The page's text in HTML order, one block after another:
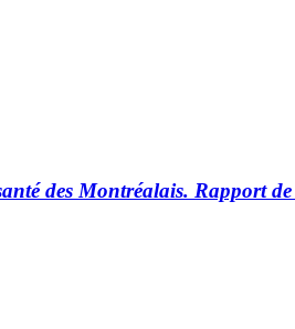
des Montréalais. Rapport